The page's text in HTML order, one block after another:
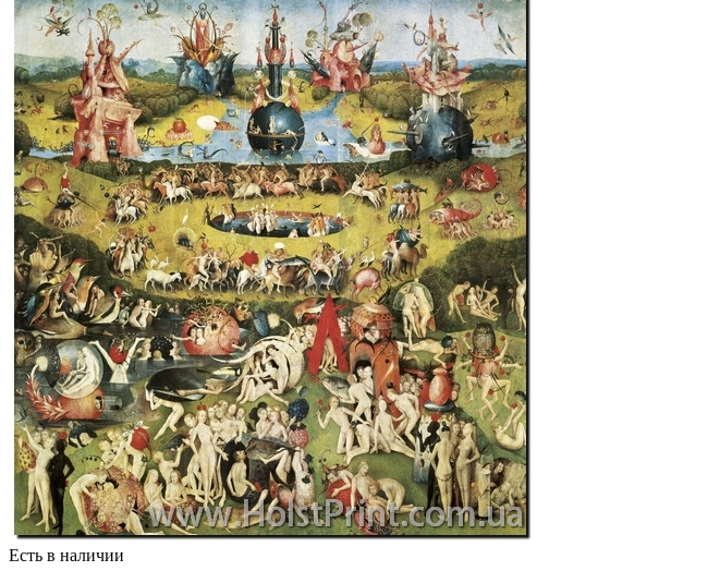
Есть в наличии